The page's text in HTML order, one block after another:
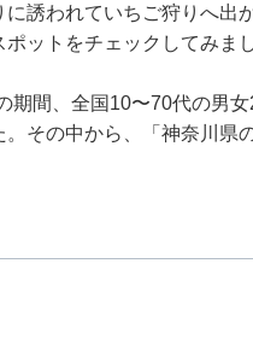
誘われていちご狩りへ出
ットをチェックしてみまし
間、全国10〜70代の男
その中から、「神奈川県